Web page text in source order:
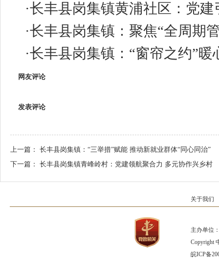
·长丰县岗集镇黄浦社区：党建
·长丰县岗集镇：聚焦“全周期
·长丰县岗集镇：“窗帘之约”
网友评论
发表评论
上一篇： 长丰县岗集镇：“三举措”赋能 推动新就业群体“同心同治”
下一篇： 长丰县岗集镇青峰岭村：党建领航聚合力 多元协作兴乡村
关于我们
主办单位
Copyright
皖ICP备